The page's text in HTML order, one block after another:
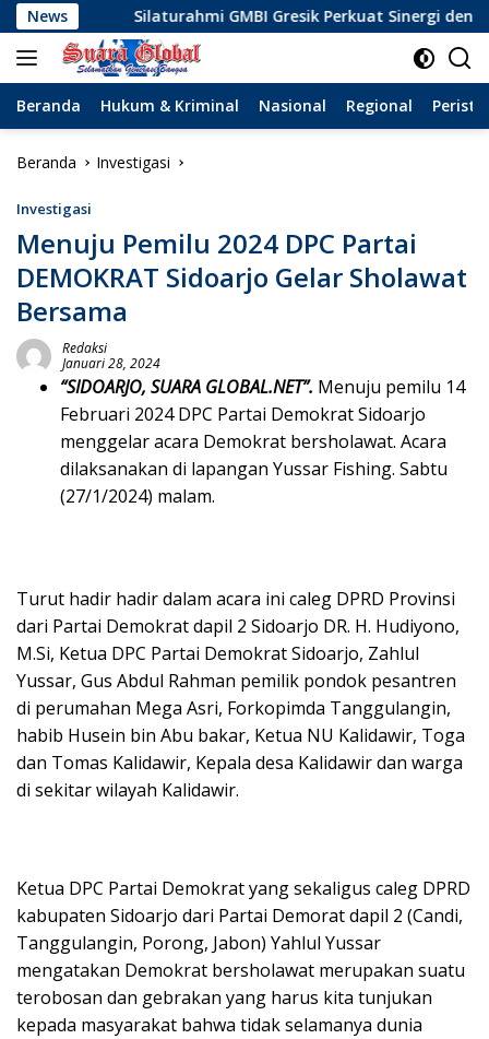
Langsung
ke
konten
News GMBI Gresik Perkuat Sinergi dengan Komunitas
Beranda Hukum & Kriminal Nasional Regional
Beranda Investigasi
Investigasi
Menuju Pemilu 2024 DPC Partai
DEMOKRAT Sidoarjo Gelar Sholawat
Bersama
Redaksi
Januari 28, 2024
“SIDOARJO, SUARA GLOBAL.NET”. Menuju pemilu 14
Februari 2024 DPC Partai Demokrat Sidoarjo
menggelar acara Demokrat bersholawat. Acara
dilaksanakan di lapangan Yussar Fishing. Sabtu
(27/1/2024) malam.
Turut hadir hadir dalam acara ini caleg DPRD Provinsi
dari Partai Demokrat dapil 2 Sidoarjo DR. H. Hudiyono,
M.Si, Ketua DPC Partai Demokrat Sidoarjo, Zahlul
Yussar, Gus Abdul Rahman pemilik pondok pesantren
di perumahan Mega Asri, Forkopimda Tanggulangin,
habib Husein bin Abu bakar, Ketua NU Kalidawir, Toga
dan Tomas Kalidawir, Kepala desa Kalidawir dan warga
di sekitar wilayah Kalidawir.
Ketua DPC Partai Demokrat yang sekaligus caleg DPRD
kabupaten Sidoarjo dari Partai Demorat dapil 2 (Candi,
Tanggulangin, Porong, Jabon) Yahlul Yussar
mengatakan Demokrat bersholawat merupakan suatu
terobosan dan gebrakan yang harus kita tunjukan
kepada masyarakat bahwa tidak selamanya dunia